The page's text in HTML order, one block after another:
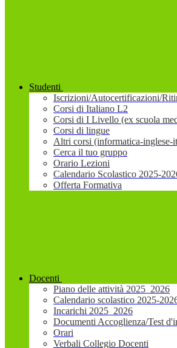
Studenti
Iscrizioni/Autocertificazioni/
Corsi di Italiano L2
Corsi di I Livello (ex scuola
Corsi di lingue
Altri corsi (informatica-inglese-
Cerca il tuo gruppo
Orario Lezioni
Calendario Scolastico 2025-
Offerta Formativa
Docenti
Piano delle attività 2025_2026
Calendario scolastico 2025-
Incarichi 2025_2026
Documenti Accoglienza/Test
Orari
Verbali Collegio Docenti